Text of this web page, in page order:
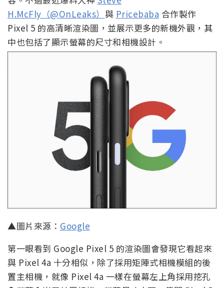
H.McFly（@OnLeaks） 與 Pricebaba 合作製作
Pixel 5 的高清晰渲染圖，並展示更多的新機外觀，其
中也包括了顯示螢幕的尺寸和相機設計。
▲圖片來源： Google
第一眼看到 Google Pixel 5 的渲染圖會發現它看起來
與 Pixel 4a 十分相似，除了採用矩陣式相機模組的後
置主相機，就像 Pixel 4a 一樣在螢幕左上角採用挖孔